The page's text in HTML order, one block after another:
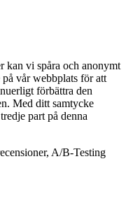
kan vi spåra och anonymt
vår webbplats för att
förbättra den
Med ditt samtycke
part på denna
A/B-Testing